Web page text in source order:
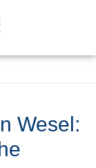
Wesel: